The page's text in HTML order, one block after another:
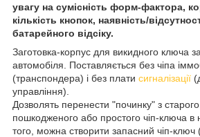
увагу на сумісність форм-фактора,
кількість кнопок, наявність/
батарейного відсіку.
Заготовка-корпус для викидного ключа
автомобіля. Поставляється без чіпа
(транспондера) і без плати сигналізації
управління).
Дозволять перенести "починку" з
пошкодженого або простого чіп-ключа в
того, можна створити запасний чіп-